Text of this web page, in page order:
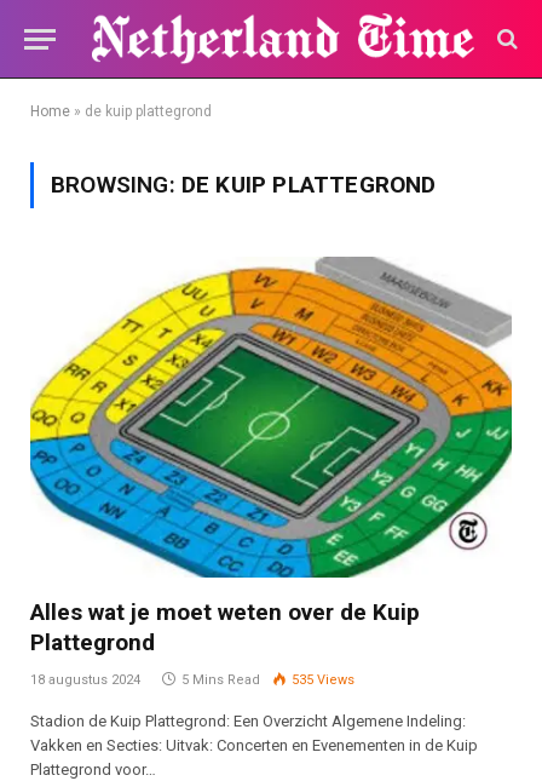
Home » de kuip plattegrond
BROWSING: DE KUIP PLATTEGROND
Alles wat je moet weten over de Kuip
Plattegrond
18 augustus 2024 5 Mins Read 535 Views
Stadion de Kuip Plattegrond: Een Overzicht Algemene Indeling:
Vakken en Secties: Uitvak: Concerten en Evenementen in de Kuip
Plattegrond voor…